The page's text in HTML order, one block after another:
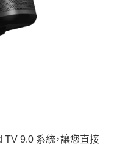
9.0 系統，讓您直接